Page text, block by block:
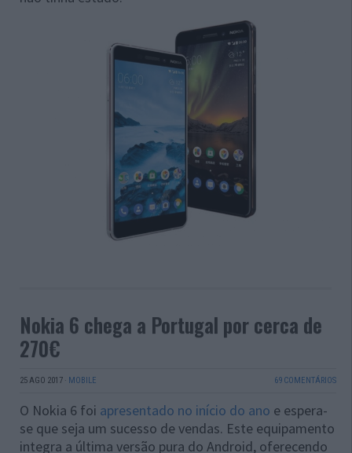
Nokia 6 chega a Portugal por cerca de
270€
25 AGO 2017 · MOBILE 69 COMENTÁRIOS
O Nokia 6 foi apresentado no início do ano e espera-
se que seja um sucesso de vendas. Este equipamento
integra a última versão pura do Android, oferecendo